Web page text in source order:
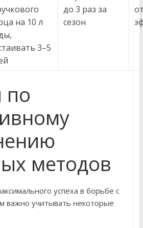
на 10 л
3–5
до 3 раз за
сезон
по
методов
успеха в борьбе с
важно учитывать некоторые